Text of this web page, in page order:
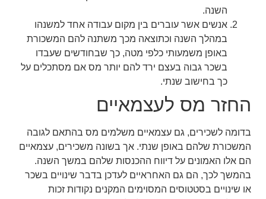
השנה.
אנשים אשר עוברים בין מקום עבודה אחד למשנהו
במהלך השנה וכתוצאה מכך משתנה להם המשכורת
באופן משמעותי כלפי מטה, כך שבחודשים שעבדו
בשכר גבוה בעצם ירד להם יותר מס אם מסתכלים על
כך בחישוב שנתי.
החזר מס לעצמאיים
בדומה לשכירים, גם עצמאיים משלמים מס בהתאם לגובה
המשכורת שלהם באופן שנתי. אך בשונה משכירים, עצמאיים
הם אלו האמונים על דיווח ההכנסות שלהם במשך השנה.
בהמשך לכך, הם גם האחראיים לעדכן בדבר שינויים בשכר
או שינויים בסטטוסים המסוימים המקנים נקודות זכות